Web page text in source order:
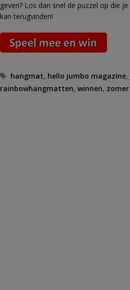
geven? Los dan snel de puzzel op die
kan terugvinden!
Tags
hangmat, hello jumbo magazine,
rainbowhangmatten, winnen, zomer